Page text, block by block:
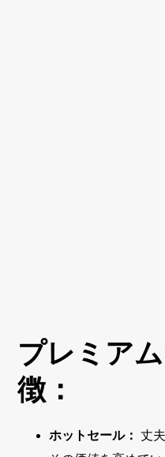
プレミア
徴：
ホットセール： 丈